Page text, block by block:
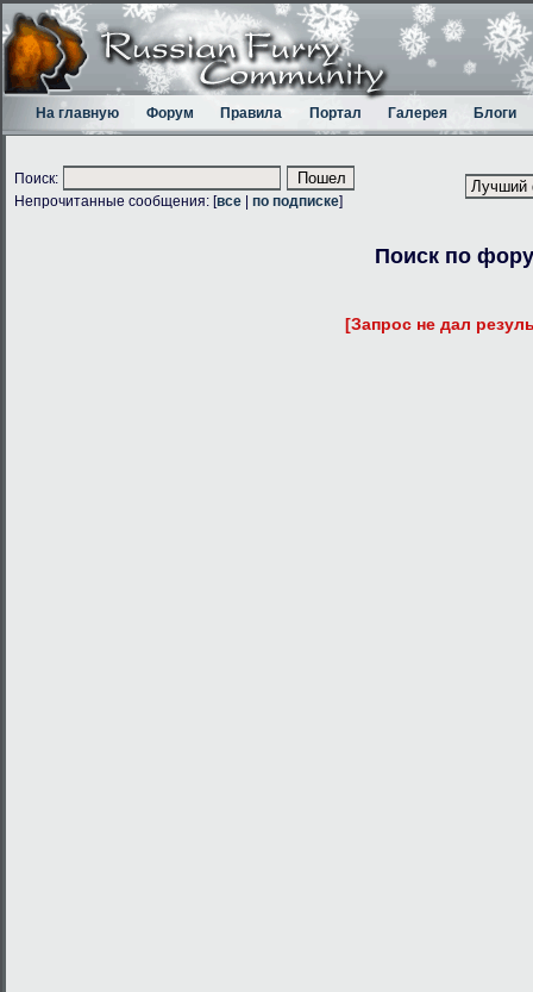
На главную Форум Правила Портал Галерея Блоги
Поиск:
Непрочитанные сообщения: [все по подписке]
Поиск по
[Запрос не дал